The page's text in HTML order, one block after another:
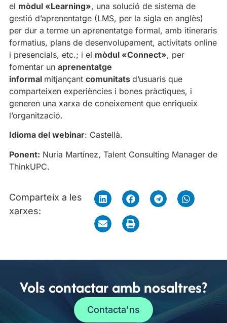
el mòdul «Learning», una solució de sistema de
gestió d’aprenentatge (LMS, per la sigla en anglès)
per dur a terme un aprenentatge formal, amb itineraris
formatius, plans de desenvolupament, activitats online
i presencials, etc.; i el mòdul «Connect», per
fomentar un aprenentatge
informal mitjançant comunitats d’usuaris que
comparteixen experiències i bones pràctiques, i
generen una xarxa de coneixement que enriqueix
l’organització.
Idioma del webinar: Castellà.
Ponent: Nuria Martínez, Talent Consulting Manager de
ThinkUPC.
Comparteix a les
xarxes:
Vols contactar amb nosaltres?
Contacta'ns